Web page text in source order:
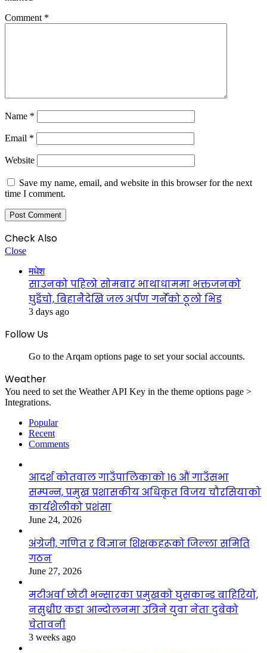
Comment *
Name *
Email *
Website
Save my name, email, and website in this browser for the next
time I comment.
Check Also
Close
मधेश
साउनको पहिलो सोमबार भाथाधाममा भक्तजनको
घुइँचो, बिहानैदेखि जल अर्पण गर्नेको ठूलो भिड
3 days ago
Follow Us
Go to the Arqam options page to set your social accounts.
Weather
You need to set the Weather API Key in the theme options page >
Integrations.
Popular
Recent
Comments
आदर्श कोतवाल गाउँपालिकाको १६ औं गाउँसभा
सम्पन्न, प्रमुख प्रशासकीय अधिकृत विजय चौरसियाको
कार्यशैलीको प्रशंसा
June 24, 2026
अंग्रेजी, गणित र विज्ञान शिक्षकहरूको जिल्ला समिति
गठन
June 27, 2026
मटीअर्वा छोटी भन्सारका प्रमुखको घुसकान्ड बाहिरियो,
नसुध्रीए कडा आन्दोलनमा उत्रिने युवा नेता दुबेको
चेतावनी
3 weeks ago